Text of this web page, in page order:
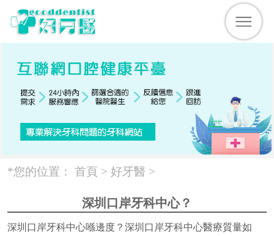
*您的位置： 首頁 > 好牙醫 >
深圳口岸牙科中心？
深圳口岸牙科中心喺邊度？深圳口岸牙科中心醫療質量如